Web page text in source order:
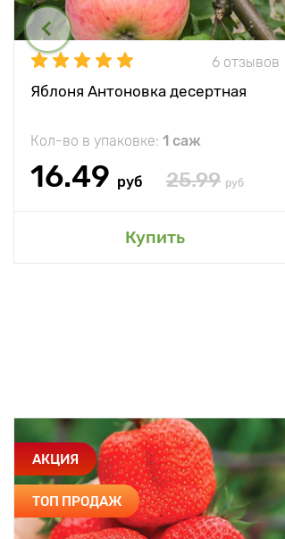
6 отзывов
Яблоня Антоновка десертная
Кол-во в упаковке: 1 саж
16.49 руб 25.99 руб
Купить
АКЦИЯ
ТОП ПРОДАЖ